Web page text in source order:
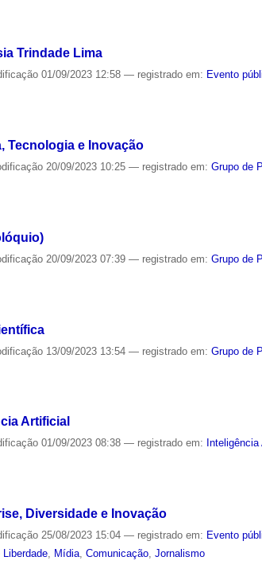
Trindade Lima
01/09/2023 12:58— registrado em: Evento
Tecnologia e Inovação
20/09/2023 10:25— registrado em:Grupo de
20/09/2023 07:39— registrado em:Grupo de
13/09/2023 13:54— registrado em:Grupo de
Artificial
01/09/2023 08:38— registrado em:
Diversidade e Inovação
25/08/2023 15:04— registrado em: Evento
Mídia ,Comunicação ,Jornalismo